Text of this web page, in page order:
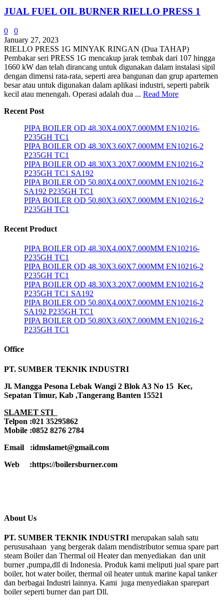
JUAL FUEL OIL BURNER RIELLO PRESS 1
0
0
January 27, 2023
RIELLO PRESS 1G MINYAK RINGAN (Dua TAHAP)
Pembakar seri PRESS 1G mencakup jarak tembak dari 107 hingga
1660 kW dan telah dirancang untuk digunakan dalam instalasi sipil
dengan dimensi rata-rata, seperti area bangunan dan grup apartemen
besar atau untuk digunakan dalam aplikasi industri, seperti pabrik
kecil atau menengah. Operasi adalah dua ... Read More
Recent Post
PIPA BOILER OD 48.30X4.00X7.000MM EN10216-
P235GH TC1
PIPA BOILER OD 48.30X3.60X7.000MM EN10216-2
P235GH TC1
PIPA BOILER OD 48.30X3.20X7.000MM EN10216-2
P235GH TC1 SA192
PIPA BOILER OD 50.80X4.00X7.000MM EN10216-2
SA192 P235GH TC1
PIPA BOILER OD 50.80X3.60X7.000MM EN10216-2
P235GH TC1
Recent Product
PIPA BOILER OD 48.30X4.00X7.000MM EN10216-
P235GH TC1
PIPA BOILER OD 48.30X3.60X7.000MM EN10216-2
P235GH TC1
PIPA BOILER OD 48.30X3.20X7.000MM EN10216-2
P235GH TC1 SA192
PIPA BOILER OD 50.80X4.00X7.000MM EN10216-2
SA192 P235GH TC1
PIPA BOILER OD 50.80X3.60X7.000MM EN10216-2
P235GH TC1
Office
PT. SUMBER TEKNIK INDUSTRI
Jl. Mangga Pesona Lebak Wangi 2 Blok A3 No 15 Kec,
Sepatan Timur, Kab ,Tangerang Banten 15521
SLAMET STI
Telpon :021 35295862
Mobile :0852 8276 2784
Email :idmslamet@gmail.com
Web :https://boilersburner.com
About Us
PT. SUMBER TEKNIK INDUSTRI merupakan salah satu
perususahaan yang bergerak dalam mendistributor semua spare part
steam Boiler dan Thermal oil Heater dan menyediakan dan unit
burner ,pumpa,dll di Indonesia. Produk kami meliputi jual spare part
boiler, hot water boiler, thermal oil heater untuk marine kapal tanker
dan berbagai Industri lainnya. Kami juga menyediakan sparepart
boiler seperti burner dan part Dll.